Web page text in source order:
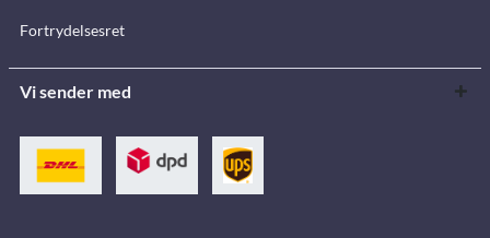
Fortrydelsesret
Vi sender med